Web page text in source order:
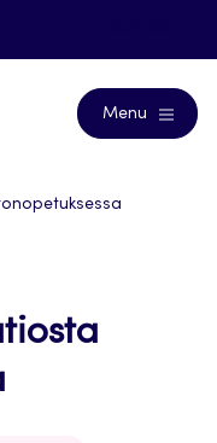
Menu